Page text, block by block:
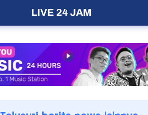
LIVE 24 JAM